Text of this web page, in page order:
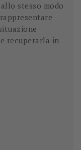
stesso modo
recuperarla in